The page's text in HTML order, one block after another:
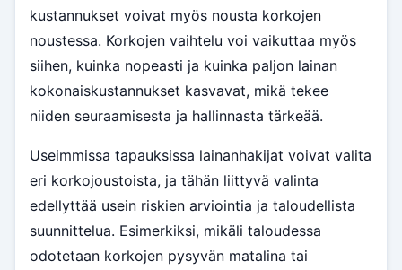
kustannukset voivat myös nousta korkojen
noustessa. Korkojen vaihtelu voi vaikuttaa myös
siihen, kuinka nopeasti ja kuinka paljon lainan
kokonaiskustannukset kasvavat, mikä tekee
niiden seuraamisesta ja hallinnasta tärkeää.
Useimmissa tapauksissa lainanhakijat voivat valita
eri korkojoustoista, ja tähän liittyvä valinta
edellyttää usein riskien arviointia ja taloudellista
suunnittelua. Esimerkiksi, mikäli taloudessa
odotetaan korkojen pysyvän matalina tai